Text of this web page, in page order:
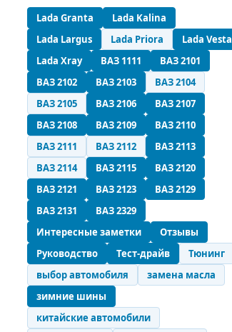
Lada Granta
Lada Kalina
Lada Largus
Lada Priora
Lada Vesta
Lada Xray
ВАЗ 1111
ВАЗ 2101
ВАЗ 2102
ВАЗ 2103
ВАЗ 2104
ВАЗ 2105
ВАЗ 2106
ВАЗ 2107
ВАЗ 2108
ВАЗ 2109
ВАЗ 2110
ВАЗ 2111
ВАЗ 2112
ВАЗ 2113
ВАЗ 2114
ВАЗ 2115
ВАЗ 2120
ВАЗ 2121
ВАЗ 2123
ВАЗ 2129
ВАЗ 2131
ВАЗ 2329
Интересные заметки
Отзывы
Руководство
Тест-драйв
Тюнинг
выбор автомобиля
замена масла
зимние шины
китайские автомобили